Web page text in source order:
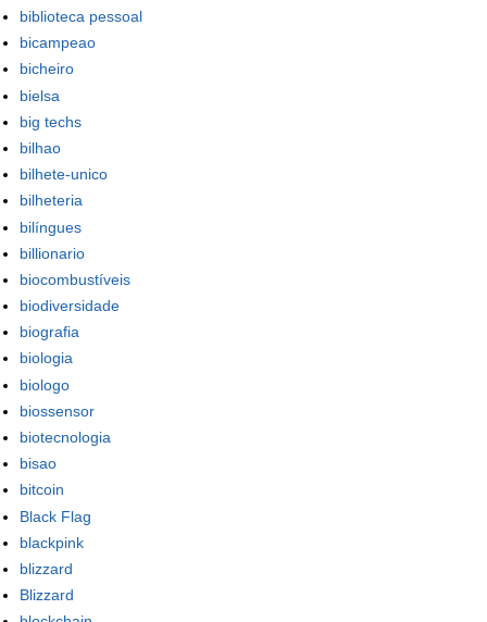
biblioteca pessoal
bicampeao
bicheiro
bielsa
big techs
bilhao
bilhete-unico
bilheteria
bilíngues
billionario
biocombustíveis
biodiversidade
biografia
biologia
biologo
biossensor
biotecnologia
bisao
bitcoin
Black Flag
blackpink
blizzard
Blizzard